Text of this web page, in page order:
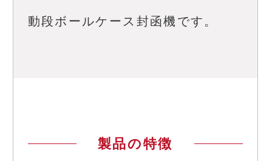
動段ボールケース封函機です。
製品の特徴